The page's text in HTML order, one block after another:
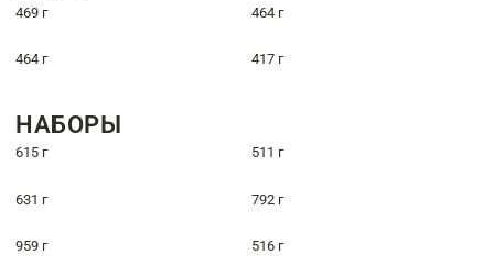
469 г 464 г
464 г 417 г
НАБОРЫ
615 г 511 г
631 г 792 г
959 г 516 г